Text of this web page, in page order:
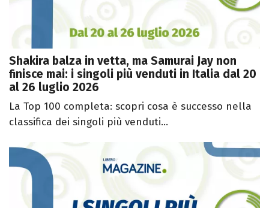
Shakira balza in vetta, ma Samurai Jay non
finisce mai: i singoli più venduti in Italia dal 20
al 26 luglio 2026
La Top 100 completa: scopri cosa è successo nella
classifica dei singoli più venduti...